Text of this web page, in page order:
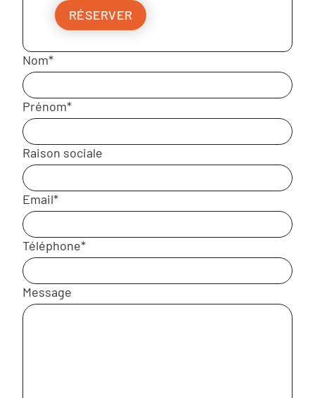
RÉSERVER
Nom*
Prénom*
Raison sociale
Email*
Téléphone*
Message